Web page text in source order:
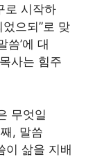
로 시작하
으되”로 맞
씀’에 대
사는 힘주
무엇일
, 말씀
이 삶을 지배